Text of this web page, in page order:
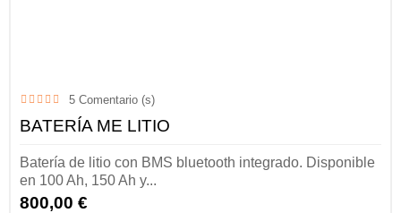
5 Comentario (s)
BATERÍA ME LITIO
Batería de litio con BMS bluetooth integrado. Disponible
en 100 Ah, 150 Ah y...
800,00 €